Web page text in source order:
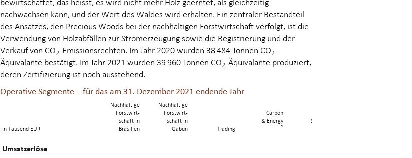
bewirtschaftet, das heisst, es wird nicht mehr Holz geerntet, als gleichzeitig
nachwachsen kann, und der Wert des Waldes wird erhalten. Ein zentraler Bestandteil
des Ansatzes, den Precious Woods bei der nachhaltigen Forstwirtschaft verfolgt, ist die
Verwendung von Holzabfällen zur Stromerzeugung sowie die Registrierung und der
Verkauf von CO2-Emissionsrechten. Im Jahr 2020 wurden 38 484 Tonnen CO2-
Äquivalante bestätigt. Im Jahr 2021 wurden 39 960 Tonnen CO2-Äquivalante produziert,
deren Zertifizierung ist noch ausstehend.
Operative Segmente – für das am 31. Dezember 2021 endende Jahr
in Tausend EUR
Nachhaltige
Forstwirt-
schaft in
Brasilien
Nachhaltige
Forstwirt-
schaft in
Gabun
Trading
Carbon
& Energy
2
Sonstige
Umsatzerlöse